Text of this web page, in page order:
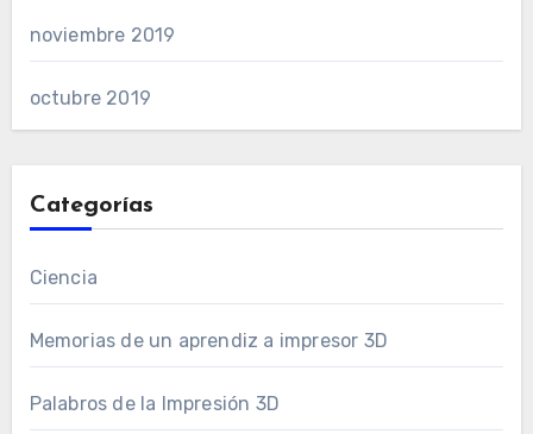
noviembre 2019
octubre 2019
Categorías
Ciencia
Memorias de un aprendiz a impresor 3D
Palabros de la Impresión 3D